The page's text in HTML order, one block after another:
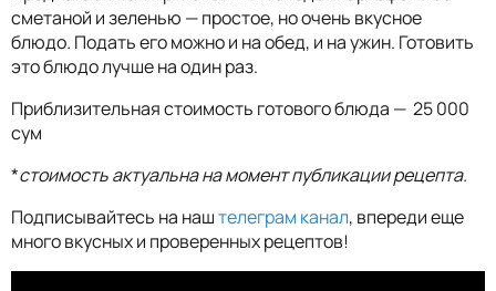
сметаной и зеленью — простое, но очень вкусное
блюдо. Подать его можно и на обед, и на ужин. Готовить
это блюдо лучше на один раз.
Приблизительная стоимость готового блюда — 25 000
сум
*стоимость актуальна на момент публикации рецепта.
Подписывайтесь на наштелеграм канал, впереди еще
много вкусных и проверенных рецептов!